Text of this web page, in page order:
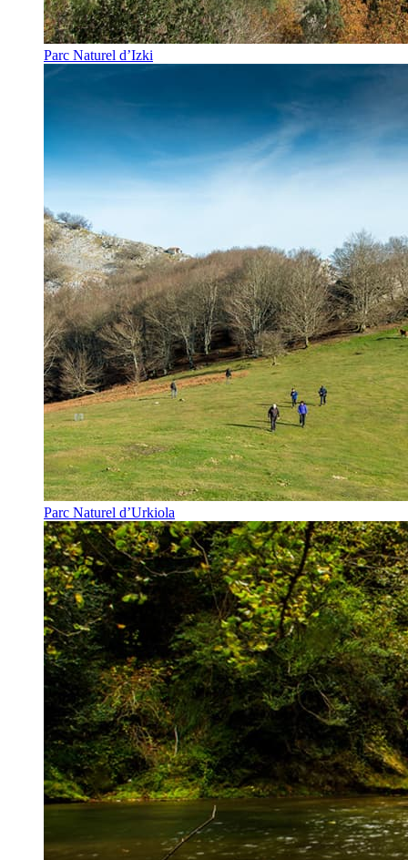
Parc Naturel d’Izki
Parc Naturel d’Urkiola